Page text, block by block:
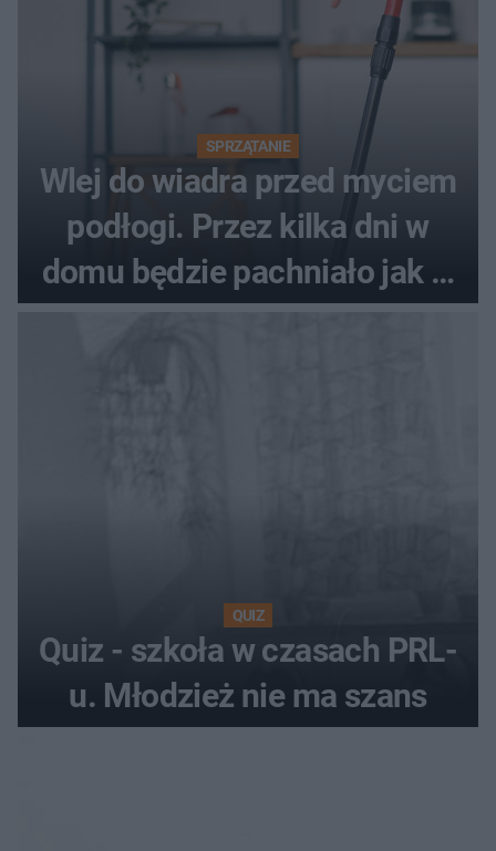
SPRZĄTANIE
Wlej do wiadra przed myciem
podłogi. Przez kilka dni w
domu będzie pachniało jak w
QUIZ
Quiz - szkoła w czasach PRL-
u. Młodzież nie ma szans